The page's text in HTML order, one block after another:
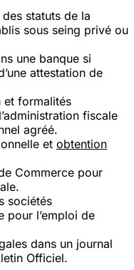
statuts de la
sous seing privé ou
une banque si
attestation de
et formalités
fiscale
agréé.
et obtention
Commerce pour
sociétés
pour l’emploi de
dans un journal
Officiel.